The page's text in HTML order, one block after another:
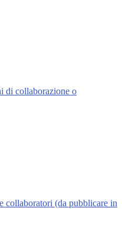
di collaborazione o
collaboratori (da pubblicare in